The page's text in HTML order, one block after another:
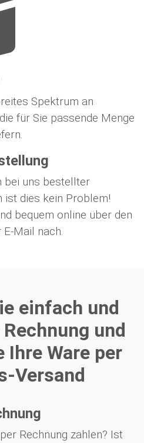
Spektrum an
für Sie passende Menge
bei uns bestellter
ist dies kein Problem!
bequem online über den
Mail nach.
einfach und
und
Ihre Ware per
Versand
Rechnung zahlen? Ist